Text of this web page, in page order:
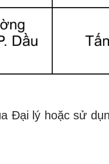
Đại lý hoặc sử